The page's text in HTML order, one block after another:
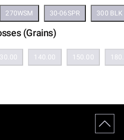
270WSM 30-06SPR 300 BLK
(Grains)
140.00 150.00